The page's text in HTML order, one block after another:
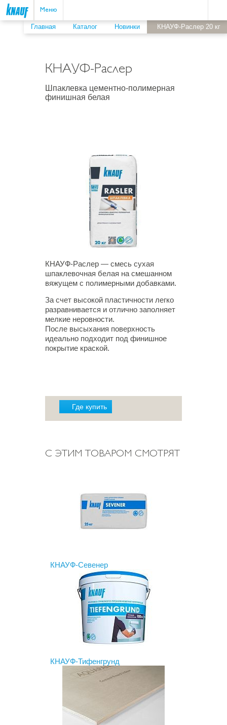
Меню
Главная Каталог Новинки КНАУФ-Раслер 20 кг
КНАУФ-Раслер
Шпаклевка цементно-полимерная
финишная белая
КНАУФ-Раслер — смесь сухая
шпаклевочная белая на смешанном
вяжущем с полимерными добавками.
За счет высокой пластичности легко
разравнивается и отлично заполняет
мелкие неровности.
После высыхания поверхность
идеально подходит под финишное
покрытие краской.
Где купить
С ЭТИМ ТОВАРОМ СМОТРЯТ
КНАУФ-Севенер
КНАУФ-Тифенгрунд